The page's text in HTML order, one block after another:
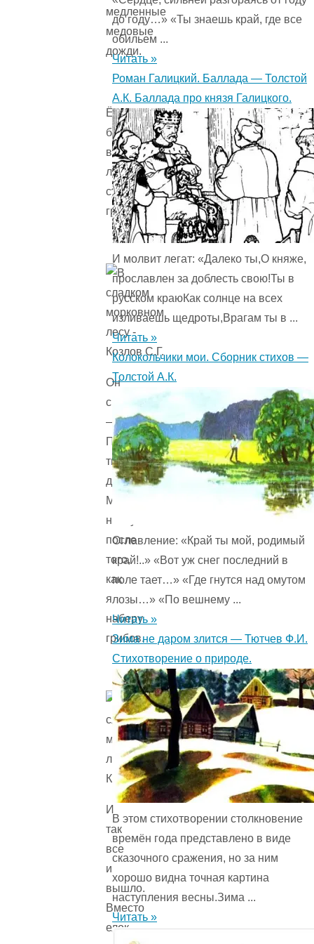
медленные
медовые
дожди.
Ёжик
больше
всего
любил
сушеные
грибы.
Он
сказал:
—
Пусть
твои
дожди,
Медвежонок,
начнутся
после
того,
как
я
наберу
грибов.
И
так
все
и
вышло.
Вместо
елок
до году…» «Ты знаешь край, где все
обильем ...
Читать »
Роман Галицкий. Баллада — Толстой
А.К. Баллада про князя Галицкого.
И молвит легат: «Далеко ты,О княже,
прославлен за доблесть свою!Ты в
русском краюКак солнце на всех
изливаешь щедроты,Врагам ты в ...
Читать »
Колокольчики мои. Сборник стихов —
Толстой А.К.
Оглавление: «Край ты мой, родимый
край!..» «Вот уж снег последний в
поле тает…» «Где гнутся над омутом
лозы…» «По вешнему ...
Читать »
Зима не даром злится — Тютчев Ф.И.
Стихотворение о природе.
В этом стихотворении столкновение
времён года представ­лено в виде
сказочного сражения, но за ним
хорошо видна точная картина
наступления весны.Зима ...
Читать »